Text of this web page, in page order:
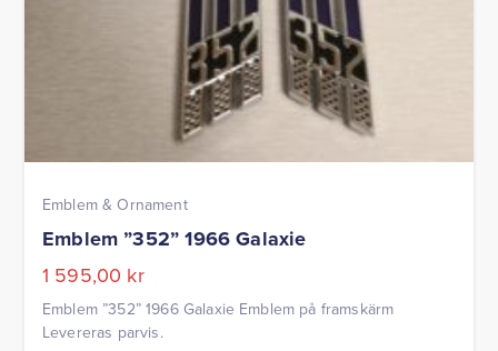
Emblem & Ornament
Emblem ”352” 1966 Galaxie
1 595,00 kr
Emblem ”352” 1966 Galaxie Emblem på framskärm
Levereras parvis.